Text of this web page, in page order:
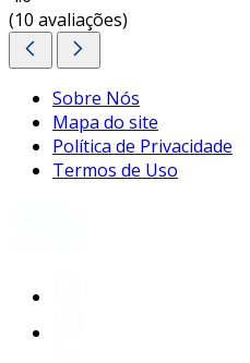
Sobre Nós
Mapa do site
Política de Privacidade
Termos de Uso